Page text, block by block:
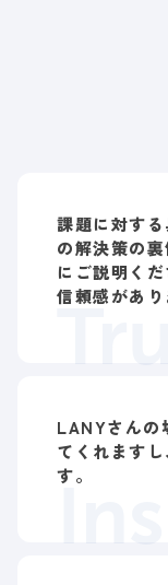
課題に対す
の解決策の
にご説明く
信頼感があり
LANYさんの
てくれます
す。